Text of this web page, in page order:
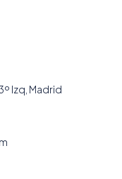
Izq, Madrid